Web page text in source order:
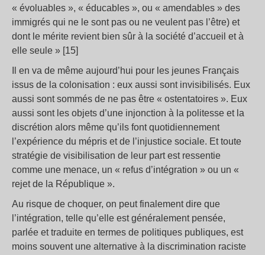
« évoluables », « éducables », ou « amendables » des
immigrés qui ne le sont pas ou ne veulent pas l’être) et
dont le mérite revient bien sûr à la société d’accueil et à
elle seule » [15]
Il en va de même aujourd’hui pour les jeunes Français
issus de la colonisation : eux aussi sont invisibilisés. Eux
aussi sont sommés de ne pas être « ostentatoires ». Eux
aussi sont les objets d’une injonction à la politesse et la
discrétion alors même qu’ils font quotidiennement
l’expérience du mépris et de l’injustice sociale. Et toute
stratégie de visibilisation de leur part est ressentie
comme une menace, un « refus d’intégration » ou un «
rejet de la République ».
Au risque de choquer, on peut finalement dire que
l’intégration, telle qu’elle est généralement pensée,
parlée et traduite en termes de politiques publiques, est
moins souvent une alternative à la discrimination raciste